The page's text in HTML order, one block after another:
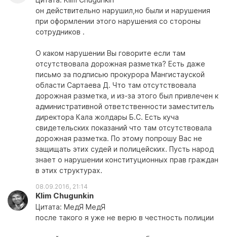
он действительно нарушил,но были и нарушения
при оформлении этого нарушения со стороны
сотрудников .
О каком нарушении Вы говорите если там
отсутствовала дорожная разметка? Есть даже
письмо за подписью прокурора Мангистауской
области Сартаева Д. Что там отсутствовала
дорожная разметка, и из-за этого был привлечен к
административной ответственности заместитель
директора Кала жолдары Б.С. Есть куча
свидетельских показаний что там отсутствовала
дорожная разметка. По этому попрошу Вас не
защищать этих судей и полицейских. Пусть народ
знает о нарушении конституционных прав граждан
в этих структурах.
08.09.2016, 21:14
Klim Chugunkin
Цитата: МедЯ МедЯ
после такого я уже не верю в честность полиции